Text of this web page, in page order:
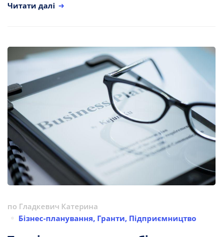
Читати далі
по Гладкевич Катерина
Бізнес-планування, Гранти, Підприємництво